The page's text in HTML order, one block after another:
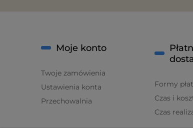
Moje konto
Twoje zamówienia
Ustawienia konta
Przechowalnia
Formy
Czas i
Czas